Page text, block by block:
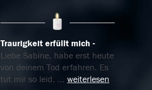
Traurigkeit erfüllt mich
Liebe Sabine, habe erst heute
von deinem Tod erfahren. Es
tut mir so leid. ... weiterlesen